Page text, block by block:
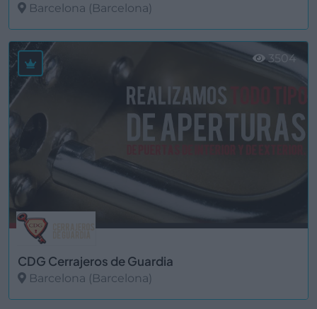
Barcelona (Barcelona)
CDG Cerrajeros de Guardia
Barcelona (Barcelona)
3504